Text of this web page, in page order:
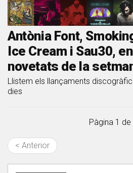
Antònia Font,
Ice Cream i Sau30,
novetats de la
Llistem els llançaments
dies
Pàgina 1 de
< Anterior